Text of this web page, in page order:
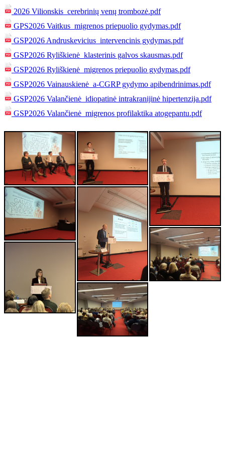
2026 Vilionskis_cerebrinių venų trombozė.pdf
GPS2026 Vaitkus_migrenos priepuolio gydymas.pdf
GSP2026 Andruskevicius_intervencinis gydymas.pdf
GSP2026 Ryliškienė_klasterinis galvos skausmas.pdf
GSP2026 Ryliškienė_migrenos priepuolio gydymas.pdf
GSP2026 Vainauskienė_a-CGRP gydymo apibendrinimas.pdf
GSP2026 Valančienė_idiopatinė intrakranijinė hipertenzija.pdf
GSP2026 Valančienė_migrenos profilaktika atogepantu.pdf